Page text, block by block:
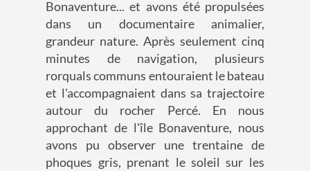
Bonaventure... et avons été propulsées
dans un documentaire animalier,
grandeur nature. Après seulement cinq
minutes de navigation, plusieurs
rorquals communs entouraient le bateau
et l'accompagnaient dans sa trajectoire
autour du rocher Percé. En nous
approchant de l'île Bonaventure, nous
avons pu observer une trentaine de
phoques gris, prenant le soleil sur les